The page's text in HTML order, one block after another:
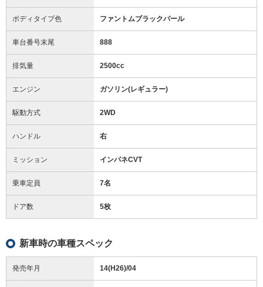
ボディタイプ色 ファントムブラックパール
車台番号末尾 888
排気量 2500cc
エンジン ガソリン(レギュラー)
駆動方式 2WD
ハンドル 右
ミッション インパネCVT
乗車定員 7名
ドア数 5枚
新車時の車種スペック
発売年月 14(H26)/04